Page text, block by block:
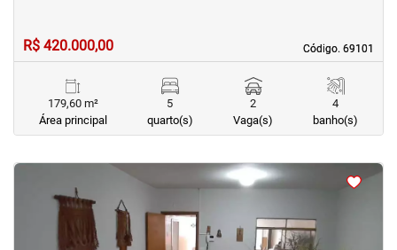
Código. 69101
Código. 69101
R$ 420.000,00
179,60 m²
Área principal
5
quarto(s)
2
Vaga(s)
4
banho(s)
<